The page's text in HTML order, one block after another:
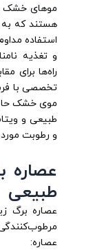
موهای خشک
هستند که
استفاده
و تغذیه
راه‌ها برای
تخصصی با
موی خشک
طبیعی و
و رطوبت مورد
عصاره
طبیعی
عصاره برگ
عصاره: